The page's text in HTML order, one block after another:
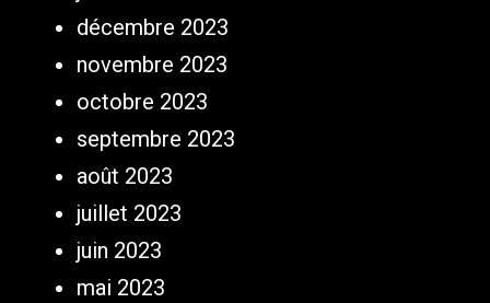
décembre 2023
novembre 2023
octobre 2023
septembre 2023
août 2023
juillet 2023
juin 2023
mai 2023